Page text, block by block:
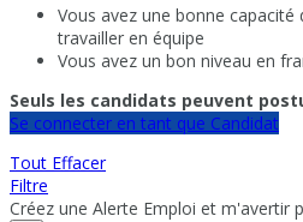
Vous avez une bonne
travailler en équipe
Vous avez un bon niveau en
Seuls les candidats peuvent
Se connecter en tant que Candidat
Tout Effacer
Filtre
Créez une Alerte Emploi et m'avertir